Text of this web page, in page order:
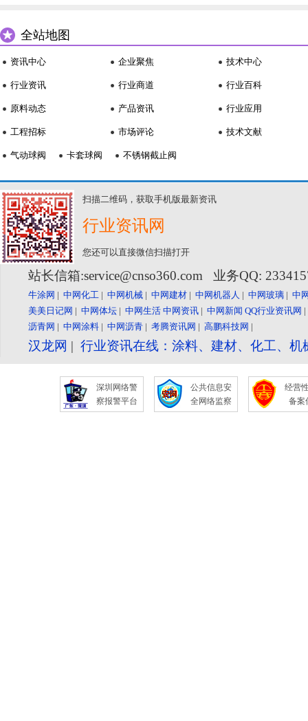
全站地图
资讯中心
行业资讯
原料动态
工程招标
企业聚焦
行业商道
产品资讯
市场评论
技术中心
行业百科
行业应用
技术文献
气动球阀 卡套球阀 不锈钢截止阀
扫描二维码，获取手机版最新资讯
行业资讯网
您还可以直接微信扫描打开
站长信箱:service@cnso360.com 业务QQ:
牛涂网 | 中网化工 | 中网机械 | 中网建材 | 中网机器人 | 中网玻璃 | 中
美美日记网 | 中网体坛 | 中网生活 中网资讯 | 中网新闻 QQ行业资讯网
沥青网 | 中网涂料 | 中网沥青 | 考腾资讯网 | 高鹏科技网 |
汉龙网 | 行业资讯在线：涂料、建材、化工、
深圳网络警
察报警平台
公共信息安
全网络监察
经营
备案